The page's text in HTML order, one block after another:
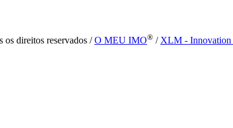
direitos reservados /O MEU IMO® / XLM -